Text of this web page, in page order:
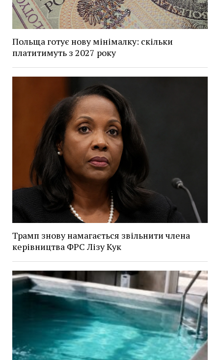
Польща готує нову мінімалку: скільки
платитимуть з 2027 року
Трамп знову намагається звільнити члена
керівництва ФРС Лізу Кук